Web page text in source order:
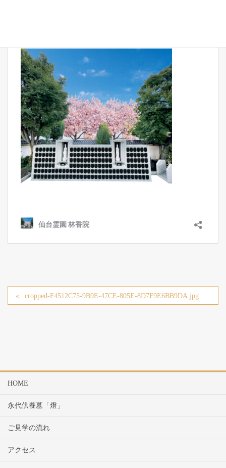
cropped-F4512C75-9B9E-47CE-805E-8D7F9E6BB9DA.jpg
HOME
永代供養墓「燈」
ご見学の流れ
アクセス